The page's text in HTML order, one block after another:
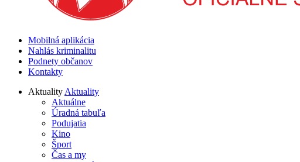
Mobilná aplikácia
Nahlás kriminalitu
Podnety občanov
Kontakty
AktualityAktuality
Aktuálne
Úradná tabuľa
Podujatia
Kino
Šport
Čas a my